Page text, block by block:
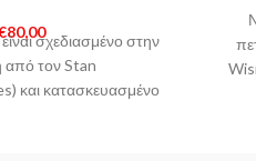
80,00σχεδιασμένο στην
από τον Stan
και κατασκευασμένο